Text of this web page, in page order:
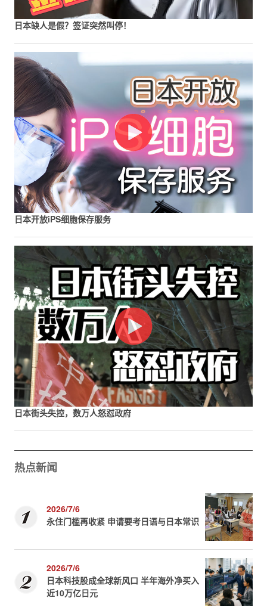
日本缺人是假？签证突然叫停！
日本开放iPS细胞保存服务
日本街头失控，数万人怒怼政府
热点新闻
2026/7/6
永住门槛再收紧 申请要考日语与日本常识
2026/7/6
日本科技股成全球新风口 半年海外净买入
近10万亿日元